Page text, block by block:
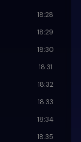
18:28
18:29
18:30
18:31
18:32
18:33
18:34
18:35